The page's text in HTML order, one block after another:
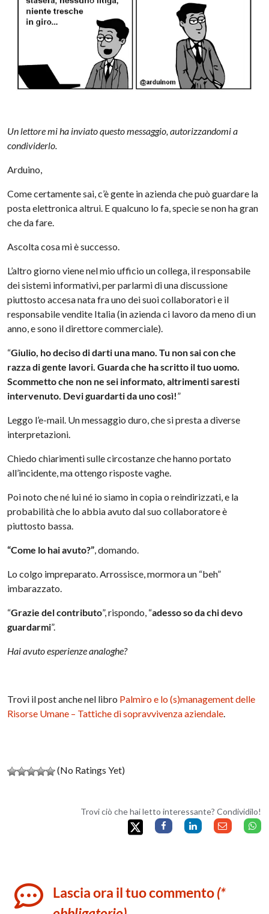
Un lettore mi ha inviato questo messaggio, autorizzandomi a
condividerlo.
Arduino,
Come certamente sai, c’è gente in azienda che può guardare la
posta elettronica altrui. E qualcuno lo fa, specie se non ha gran
che da fare.
Ascolta cosa mi è successo.
L’altro giorno viene nel mio ufficio un collega, il responsabile
dei sistemi informativi, per parlarmi di una discussione
piuttosto accesa nata fra uno dei suoi collaboratori e il
responsabile vendite Italia (in azienda ci lavoro da meno di un
anno, e sono il direttore commerciale).
“Giulio, ho deciso di darti una mano. Tu non sai con che
razza di gente lavori. Guarda che ha scritto il tuo uomo.
Scommetto che non ne sei informato, altrimenti saresti
intervenuto. Devi guardarti da uno così!”
Leggo l’e-mail. Un messaggio duro, che si presta a diverse
interpretazioni.
Chiedo chiarimenti sulle circostanze che hanno portato
all’incidente, ma ottengo risposte vaghe.
Poi noto che né lui né io siamo in copia o reindirizzati, e la
probabilità che lo abbia avuto dal suo collaboratore è
piuttosto bassa.
“Come lo hai avuto?”, domando.
Lo colgo impreparato. Arrossisce, mormora un “beh”
imbarazzato.
“Grazie del contributo”, rispondo, “adesso so da chi devo
guardarmi”.
Hai avuto esperienze analoghe?
Trovi il post anche nel libro Palmiro e lo (s)management delle
Risorse Umane – Tattiche di sopravvivenza aziendale.
(No Ratings Yet)
Trovi ciò che hai letto interessante? Condividilo!
Lascia ora il tuo commento(*